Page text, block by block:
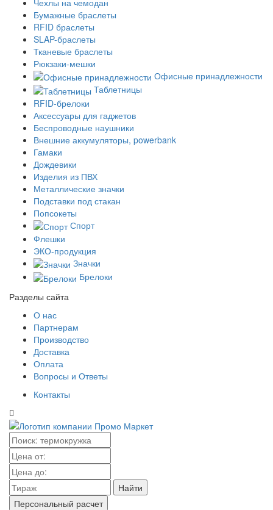
Бумажные браслеты
RFID браслеты
SLAP-браслеты
Тканевые браслеты
Рюкзаки-мешки
Офисные принадлежности
Таблетницы
RFID-брелоки
Аксессуары для гаджетов
Беспроводные наушники
Внешние аккумуляторы, powerbank
Гамаки
Дождевики
Изделия из ПВХ
Металлические значки
Подставки под стакан
Попсокеты
Спорт
Флешки
ЭКО-продукция
Значки
Брелоки
Разделы сайта
О нас
Партнерам
Производство
Доставка
Оплата
Вопросы и Ответы
Контакты
Найти
Персональный расчет